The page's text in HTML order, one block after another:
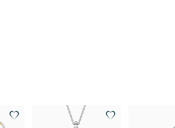
давления на кожу.